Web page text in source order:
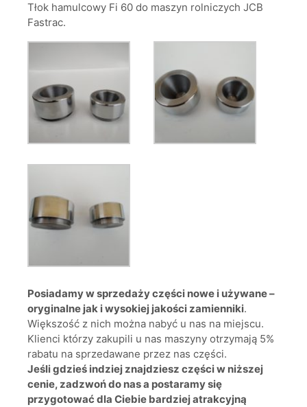
Tłok hamulcowy Fi 60 do maszyn rolniczych JCB
Fastrac.
Posiadamy w sprzedaży części nowe i używane –
oryginalne jak i wysokiej jakości zamienniki.
Większość z nich można nabyć u nas na miejscu.
Klienci którzy zakupili u nas maszyny otrzymają 5%
rabatu na sprzedawane przez nas części.
Jeśli gdzieś indziej znajdziesz części w niższej
cenie, zadzwoń do nas a postaramy się
przygotować dla Ciebie bardziej atrakcyjną